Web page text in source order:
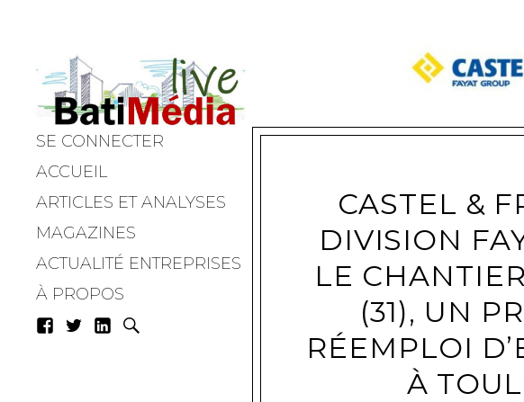
Batimedialive
SE CONNECTER
ACCUEIL
ARTICLES ET ANALYSES
MAGAZINES
ACTUALITÉ ENTREPRISES
À PROPOS
CASTEL &
DIVISION
LE
(31), UN
RÉEMPLOI
À